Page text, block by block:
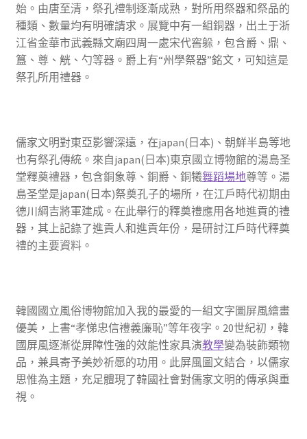
始。由唐至清，祭孔禮制逐漸成熟，對所用祭器和祭品的
種類、數量均有明確請求。展覽中有一組銅器，出土于浙
江省金華市武義縣文廟四周一處宋代窖躲，包含爵、鼎、
簋、尊、觥、勺等器。爵上有“州學祭器”銘文，可知這是
祭孔所用禮器。
儒家文明對東亞影響深遠，在japan(日本)、朝鮮半島等地
也有祭孔傳統。來自japan(日本)東京國立博物館的湯島圣
堂釋奠禮器，包含銅象尊、銅爵、銅犧舞蹈場地尊等。湯
島圣堂是japan(日本)祭奠孔子的場所，在江戶時代初期由
德川綱吉將軍建成。在此舉行的釋奠禮應用各地進貢的禮
器，其上記錄了進貢人和進貢年份，是研討江戶時代釋奠
禮的主要資料。
韓國國立風俗博物館加入我的最愛的一組文字圖屏風繪畫
優美，上書“孝悌忠信禮義廉恥”等年夜字。20世紀初，韓
國屏風逐漸從屏障性強的效能性家具演教學變為裝飾類物
品，兼具寄予美妙祈愿的功用。此屏風圖文結合，以儒家
思惟為主題，充足體現了韓國社會對儒家文明的傳承與重
視。